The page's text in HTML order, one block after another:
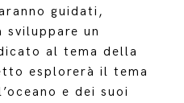
guidati,
sviluppare un
al tema della
esplorerà il tema
e dei suoi